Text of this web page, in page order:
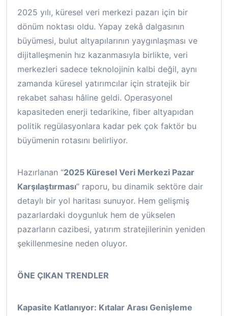
2025 yılı, küresel veri merkezi pazarı için bir
dönüm noktası oldu. Yapay zekâ dalgasının
büyümesi, bulut altyapılarının yaygınlaşması ve
dijitalleşmenin hız kazanmasıyla birlikte, veri
merkezleri sadece teknolojinin kalbi değil, aynı
zamanda küresel yatırımcılar için stratejik bir
rekabet sahası hâline geldi. Operasyonel
kapasiteden enerji tedarikine, fiber altyapıdan
politik regülasyonlara kadar pek çok faktör bu
büyümenin rotasını belirliyor.
Hazırlanan “2025 Küresel Veri Merkezi Pazar
Karşılaştırması” raporu, bu dinamik sektöre dair
detaylı bir yol haritası sunuyor. Hem gelişmiş
pazarlardaki doygunluk hem de yükselen
pazarların cazibesi, yatırım stratejilerinin yeniden
şekillenmesine neden oluyor.
ÖNE ÇIKAN TRENDLER
Kapasite Katlanıyor: Kıtalar Arası Genişleme